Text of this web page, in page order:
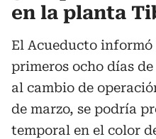
en la planta
El Acueducto
primeros ocho días
al cambio de
de marzo, se podría
temporal en el color